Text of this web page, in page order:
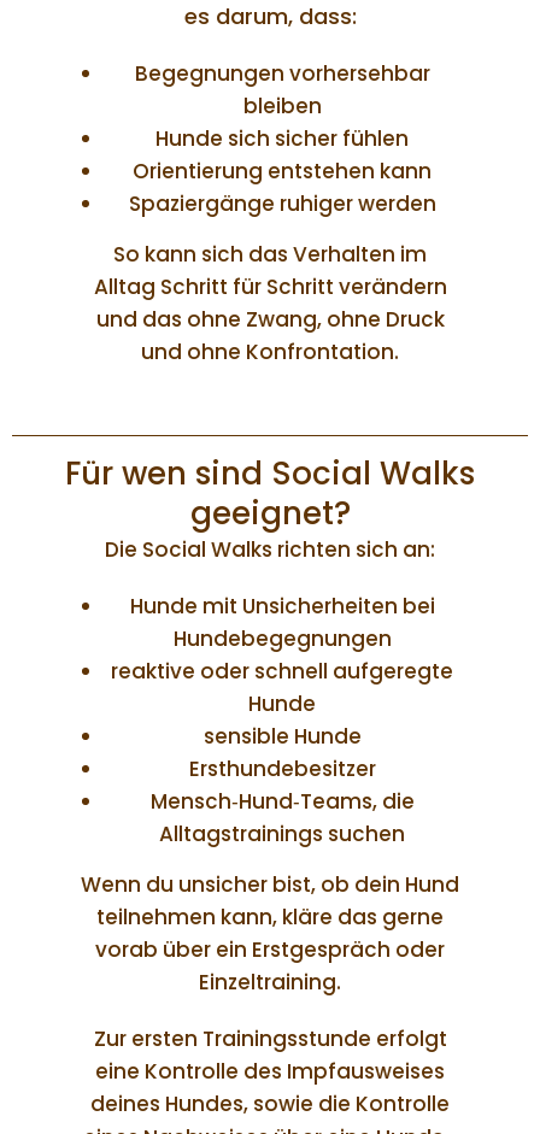
es darum, dass:
Begegnungen vorhersehbar
bleiben
Hunde sich sicher fühlen
Orientierung entstehen kann
Spaziergänge ruhiger werden
So kann sich das Verhalten im
Alltag Schritt für Schritt verändern
und das ohne Zwang, ohne Druck
und ohne Konfrontation.
Für wen sind Social Walks
geeignet?
Die Social Walks richten sich an:
Hunde mit Unsicherheiten bei
Hundebegegnungen
reaktive oder schnell aufgeregte
Hunde
sensible Hunde
Ersthundebesitzer
Mensch‑Hund‑Teams, die
Alltagstrainings suchen
Wenn du unsicher bist, ob dein Hund
teilnehmen kann, kläre das gerne
vorab über ein Erstgespräch oder
Einzeltraining.
Zur ersten Trainingsstunde erfolgt
eine Kontrolle des Impfausweises
deines Hundes, sowie die Kontrolle